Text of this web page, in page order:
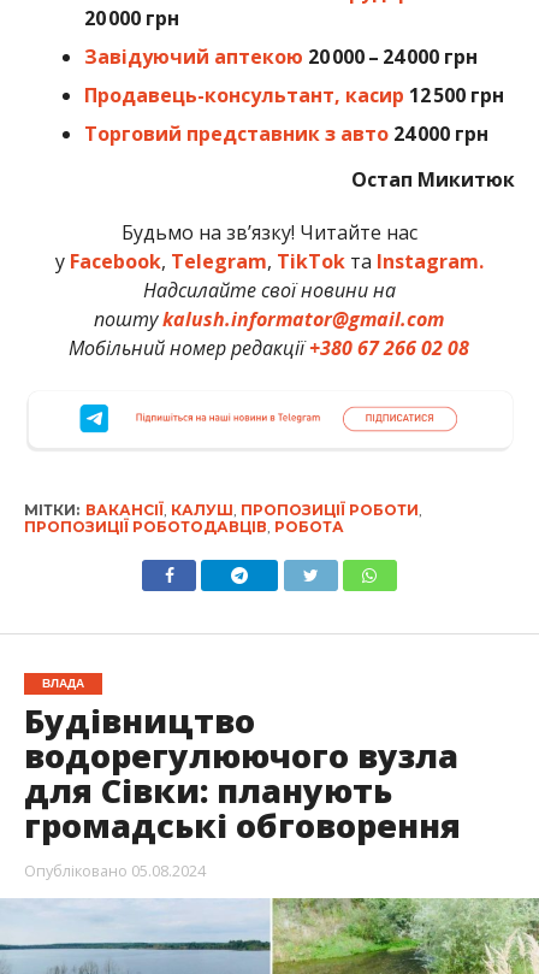
20 000 грн
Завідуючий аптекою 20 000 – 24 000 грн
Продавець-консультант, касир 12 500 грн
Торговий представник з авто 24 000 грн
Остап Микитюк
Будьмо на зв’язку! Читайте нас
у Facebook, Telegram, TikTokта Instagram.
Надсилайте свої новини на
поштуkalush.informator@gmail.com
Мобільний номер редакції+380 67 266 02 08
МІТКИ: ВАКАНСІЇ, КАЛУШ, ПРОПОЗИЦІЇ РОБОТИ,
ПРОПОЗИЦІЇ РОБОТОДАВЦІВ, РОБОТА
ВЛАДА
Будівництво
водорегулюючого вузла
для Сівки: планують
громадські обговорення
Опубліковано 05.08.2024